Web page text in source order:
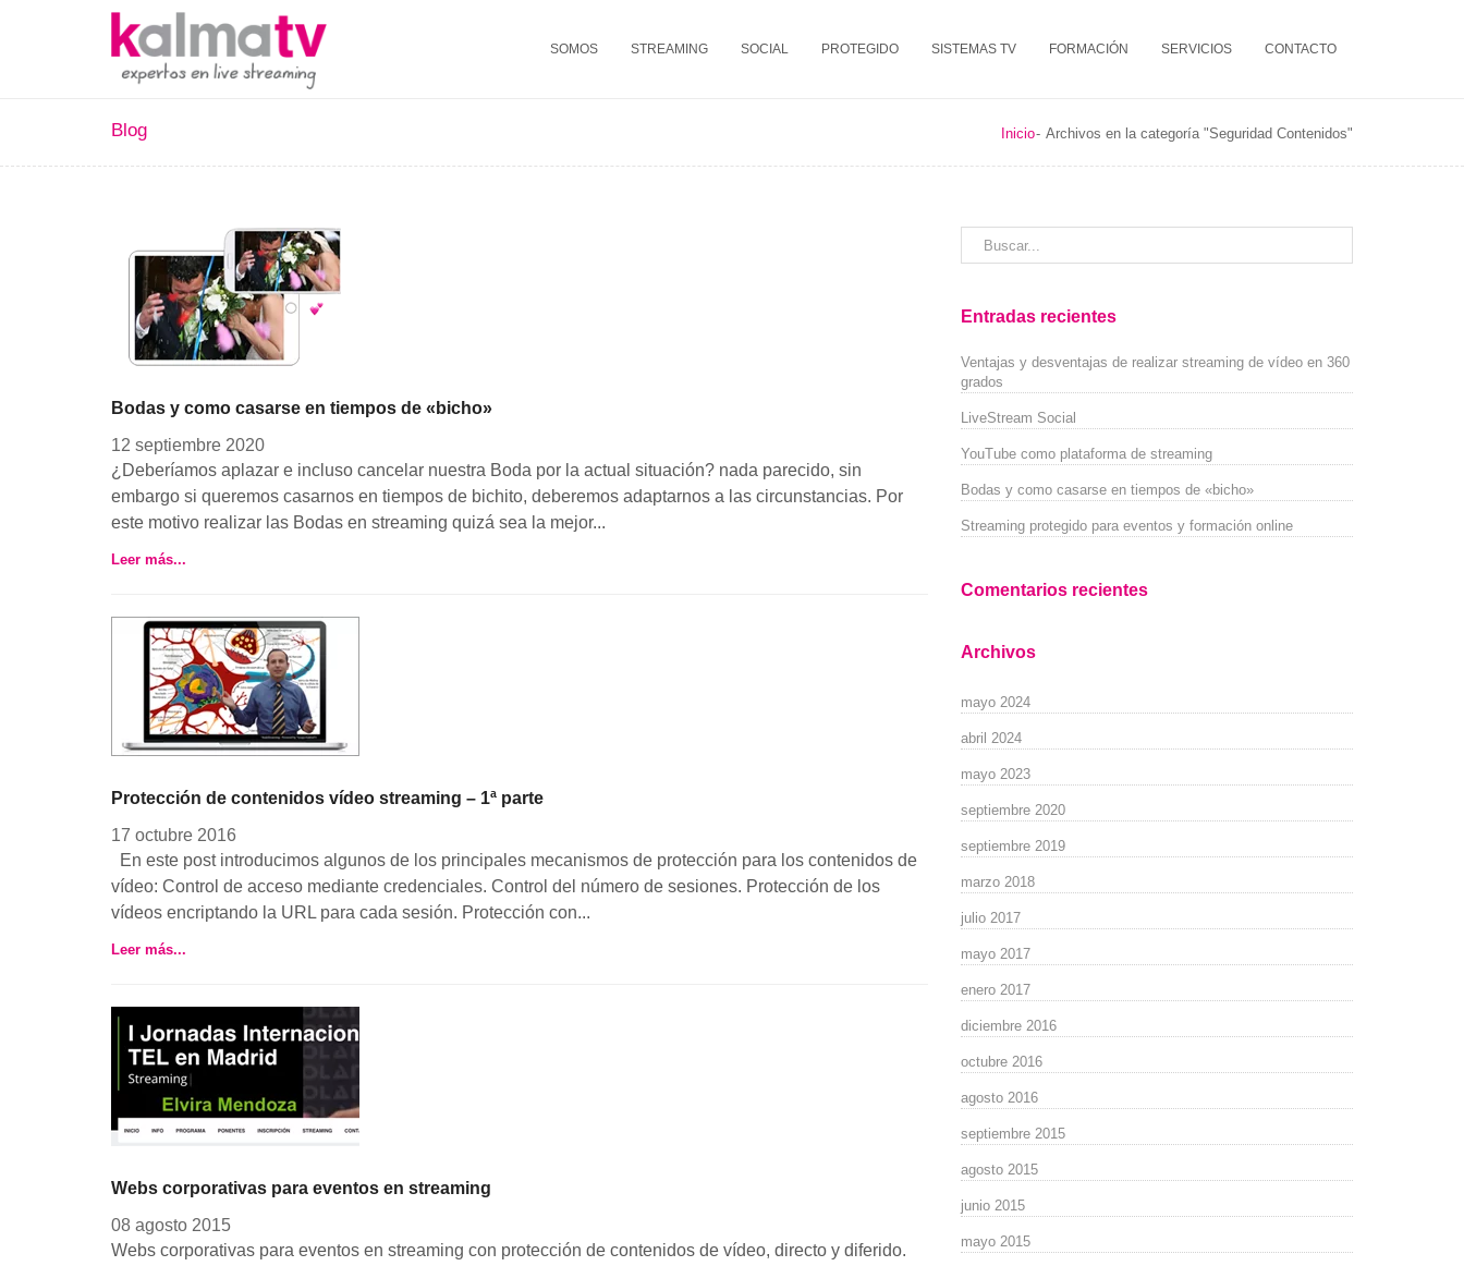
SOMOS STREAMING SOCIAL PROTEGIDO SISTEMAS TV FORMACIÓN SERVICIOS CONTACTO
Blog Inicio Archivos en la categoría "Seguridad Contenidos"
Bodas y como casarse en tiempos de «bicho»
12 septiembre 2020
¿Deberíamos aplazar e incluso cancelar nuestra Boda por la actual situación? nada parecido, sin
embargo si queremos casarnos en tiempos de bichito, deberemos adaptarnos a las circunstancias. Por
este motivo realizar las Bodas en streaming quizá sea la mejor...
Leer más...
Protección de contenidos vídeo streaming – 1ª parte
17 octubre 2016
En este post introducimos algunos de los principales mecanismos de protección para los contenidos de
vídeo: Control de acceso mediante credenciales. Control del número de sesiones. Protección de los
vídeos encriptando la URL para cada sesión. Protección con...
Leer más...
Webs corporativas para eventos en streaming
08 agosto 2015
Webs corporativas para eventos en streaming con protección de contenidos de vídeo, directo y diferido.
Entradas recientes
Ventajas y desventajas de realizar streaming de vídeo en 360
grados
LiveStream Social
YouTube como plataforma de streaming
Bodas y como casarse en tiempos de «bicho»
Streaming protegido para eventos y formación online
Comentarios recientes
Archivos
mayo 2024
abril 2024
mayo 2023
septiembre 2020
septiembre 2019
marzo 2018
julio 2017
mayo 2017
enero 2017
diciembre 2016
octubre 2016
agosto 2016
septiembre 2015
agosto 2015
junio 2015
mayo 2015